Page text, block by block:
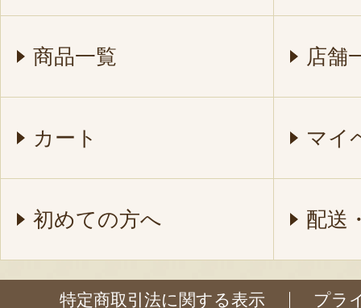
商品一覧 店舗
カート マイ
初めての方へ 配送
特定商取引法に関する表示 プラ